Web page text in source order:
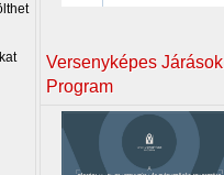
Versenyképes Járások
Program